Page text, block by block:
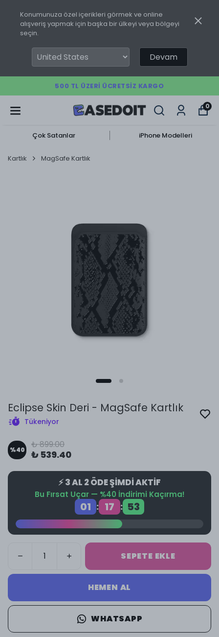
Konumunuza özel içerikleri görmek ve online
alışveriş yapmak için başka bir ülkeyi veya bölgeyi
seçin.
Devam
500 TL ÜZERI ÜCRETSIZ KARGO
0
Çok Satanlar iPhone Modelleri
Kartlık MagSafe Kartlık
Eclipse Skin Deri - MagSafe Kartlık
Tükeniyor
%40 ₺ 899.00
₺ 539.40
⚡ 3 AL 2 ÖDE ŞİMDİ AKTİF
Bu Fırsat Uçar — %40 İndirimi Kaçırma!
01 : 17 : 52
SEPETE EKLE
HEMEN AL
WHATSAPP